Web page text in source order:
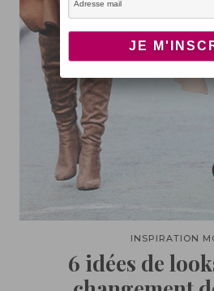
INSPIRATION
6 idées de